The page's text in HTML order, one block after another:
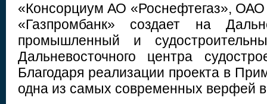
«Консорциум АО «Роснефтегаз»,
«Газпромбанк» создает на
промышленный и
Дальневосточного центра
Благодаря реализации проекта в
одна из самых современных верфей